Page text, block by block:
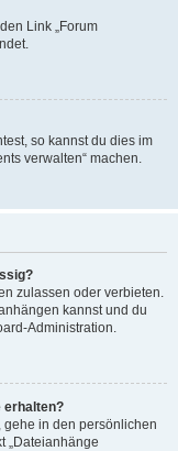
Link „Forum
so kannst du dies im
verwalten“ machen.
zulassen oder verbieten.
kannst und du
Administration.
erhalten?
in den persönlichen
„Dateianhänge